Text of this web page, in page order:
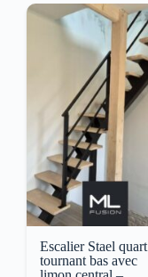
Escalier Stael quart
tournant bas avec